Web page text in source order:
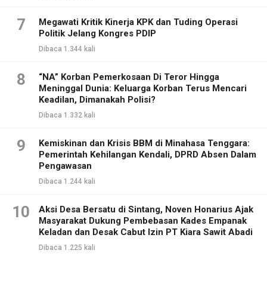
7
Megawati Kritik Kinerja KPK dan Tuding Operasi
Politik Jelang Kongres PDIP
Dibaca 1.344 kali
8
“NA” Korban Pemerkosaan Di Teror Hingga
Meninggal Dunia: Keluarga Korban Terus Mencari
Keadilan, Dimanakah Polisi?
Dibaca 1.332 kali
9
Kemiskinan dan Krisis BBM di Minahasa Tenggara:
Pemerintah Kehilangan Kendali, DPRD Absen Dalam
Pengawasan
Dibaca 1.244 kali
10
Aksi Desa Bersatu di Sintang, Noven Honarius Ajak
Masyarakat Dukung Pembebasan Kades Empanak
Keladan dan Desak Cabut Izin PT Kiara Sawit Abadi
Dibaca 1.225 kali